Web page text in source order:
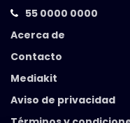
55 0000 0000
Acerca de
Contacto
Mediakit
Aviso de privacidad